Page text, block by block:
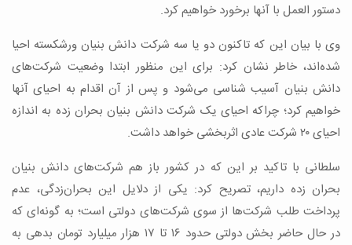
دستور العمل با آنها برخورد خواهیم کرد.
وی با بیان این که تاکنون دو یا سه شرکت دانش بنیان ورشکسته احیا
شده‌اند، خاطر نشان کرد: برای این منظور ابتدا وضعیت شرکت‌های
دانش بنیان آسیب شناسی می‌شود و پس از آن اقدام به احیای آنها
خواهیم کرد؛ چراکه احیای یک شرکت دانش بنیان بحران زده به اندازه
احیای ۲۰ شرکت عادی اثربخشی خواهد داشت.
سلطانی با تاکید بر این که در کشور باز هم شرکت‌های دانش بنیان
بحران زده داریم، تصریح کرد: یکی از دلایل این بحران‌زدگی، عدم
پرداخت طلب شرکت‌ها از سوی شرکت‌های دولتی است؛ به گونه‌ای که
در حال حاضر بخش دولتی حدود ۱۶ تا ۱۷ هزار میلیارد تومان بدهی به